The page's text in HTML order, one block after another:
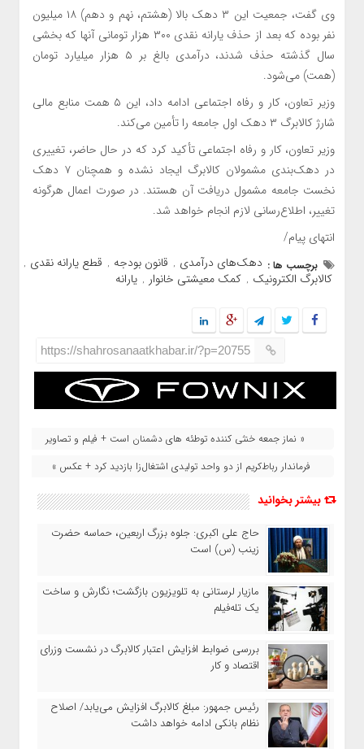
وی گفت، جمعیت این ۳ دهک بالا (هشتم، نهم و دهم) ۱۸ میلیون
نفر بوده که بعد از حذف یارانه نقدی ۳۰۰ هزار تومانی آنها که بخشی
سال گذشته حذف شدند، درآمدی بالغ بر ۵ هزار میلیارد تومان
(همت) می‌شود.
وزیر تعاون، کار و رفاه اجتماعی ادامه داد، این ۵ همت منابع مالی
شارژ کالابرگ ۳ دهک اول جامعه را تأمین می‌کند.
وزیر تعاون، کار و رفاه اجتماعی تأکید کرد که در حال حاضر، تغییری
در دهک‌بندی مشمولان کالابرگ ایجاد نشده و همچنان ۷ دهک
نخست جامعه مشمول دریافت آن هستند. در صورت اعمال هرگونه
تغییر، اطلاع‌رسانی لازم انجام خواهد شد.
انتهای پیام/
برچسب ها : دهک‌های درآمدی , قانون بودجه , قطع یارانه نقدی ,
کالابرگ الکترونیک , کمک معیشتی خانوار , یارانه
https://shahrosanaatkhabar.ir/?p=20755
« نماز جمعه خنثی کننده توطئه های دشمنان است + فیلم و تصاویر
فرماندار رباط‌کریم از دو واحد تولیدی اشتغال‌زا بازدید کرد + عکس »
بیشتر بخوانید
حاج‌ علی‌ اکبری: جلوه بزرگ اربعین، حماسه حضرت
زینب (س) است
مازیار لرستانی به تلویزیون بازگشت؛ نگارش و ساخت
یک تله‌فیلم
بررسی ضوابط افزایش اعتبار کالابرگ در نشست وزرای
اقتصاد و کار
رئیس‌ جمهور: مبلغ کالابرگ افزایش می‌یابد/ اصلاح
نظام بانکی ادامه خواهد داشت